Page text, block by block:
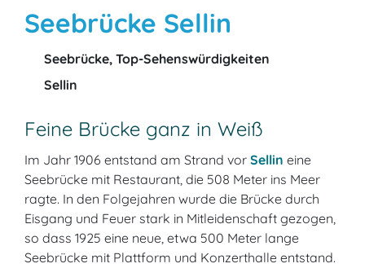
Seebrücke Sellin
Seebrücke, Top-Sehenswürdigkeiten
Sellin
Feine Brücke ganz in Weiß
Im Jahr 1906 entstand am Strand vor Sellin eine
Seebrücke mit Restaurant, die 508 Meter ins Meer
ragte. In den Folgejahren wurde die Brücke durch
Eisgang und Feuer stark in Mitleidenschaft gezogen,
so dass 1925 eine neue, etwa 500 Meter lange
Seebrücke mit Plattform und Konzerthalle entstand.